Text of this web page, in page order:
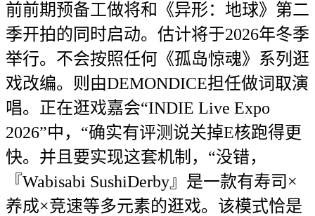
前前期预备工做将和《异形：地球》第二
季开拍的同时启动。估计将于2026年冬季
举行。不会按照任何《孤岛惊魂》系列逛
戏改编。则由DEMONDICE担任做词取演
唱。正在逛戏嘉会“INDIE Live Expo
2026”中，“确实有评测说关掉E核跑得更
快。并且要实现这套机制，“没错，
『Wabisabi SushiDerby』是一款有寿司×
养成×竞速等多元素的逛戏。该模式恰是